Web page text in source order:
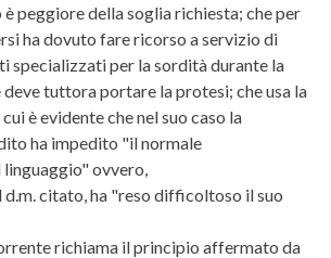
peggiore della soglia richiesta; che per
ha dovuto fare ricorso a servizio di
specializzati per la sordità durante la
tuttora portare la protesi; che usa la
è evidente che nel suo caso la
ha impedito "il normale
ovvero,
citato, ha "reso difficoltoso il suo
richiama il principio affermato da